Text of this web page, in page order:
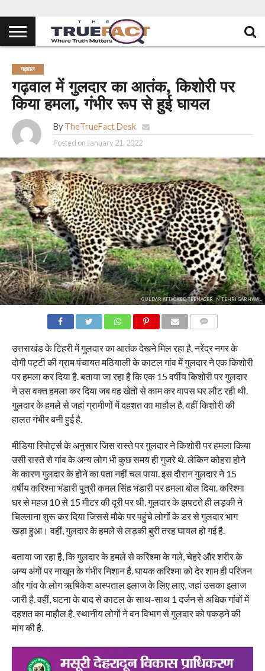
गढ़वाल
गढ़वाल में गुलदार का आतंक, किशोरी पर
किया हमला, गंभीर रूप से हुई घायल
By TheTrueFact Desk
Posted on January 21, 2022
GULDAR ATTACKED TEENAGER IN TEHRI GARHWAL
उत्तराखंड के टिहरी में गुलदार का आतंक देखने मिल रहा है. नरेंद्र नगर के
दोगी पट्टी की ग्राम पंचायत मठियाली के काटल गांव में गुलदार ने एक किशोरी
पर हमला कर दिया है. बताया जा रहा है कि एक 15 वर्षीय किशोरी पर गुलदार
ने उस वक्त हमला कर दिया जब वह खेतों से काम कर वापस घर लौट रही थी.
गुलदार के हमले से जहां ग्रामीणों में दहशत का माहौल है. वहीं किशोरी की
हालत गंभीर बनी हुई है.
मीडिया रिपोर्ट्स के अनुसार जिस रास्ते पर गुलदार ने किशोरी पर हमला किया
उसी रास्ते से गांव के अन्य लोग भी कुछ समय ही गुजरे थे. लेकिन कोहरा होने
के कारण गुलदार के होने का पता नहीं चल पाया. इस दौरान गुलदार ने 15
वर्षीय करिश्मा भंडारी पुत्री कमल सिंह भंडारी पर हमला बोल दिया. करिश्मा
घर से महज 10 से 15 मीटर की दूरी पर थी. गुलदार के झपटते ही लड़की ने
चिल्लाना शुरू कर दिया जिससे मौके पर पहुंचे लोगों के डर से गुलदार भाग
खड़ा हुआ। वहीं, गुलदार के हमले से लड़की बुरी तरह घायल हो गई है.
बताया जा रहा है, कि गुलदार के हमले से करिश्मा के गले, चेहरे और शरीर के
अन्य अंगों पर नाखून के गंभीर निशान हैं. घायक करिश्मा को देर शाम ही परिजन
और गांव के लोग ऋषिकेश अस्पताल इलाज के लिए लाए, जहां उसका इलाज
जारी है. वहीं, घटना के बाद से काटल के साथ-साथ 1 दर्जन से अधिक गांवों में
दहशत का माहौल है. स्थानीय लोगों ने वन विभाग से गुलदार को पकड़ने की
मांग की है.